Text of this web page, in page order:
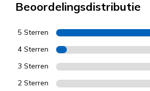
Beoordelingsdistributie
5 Sterren
4 Sterren
3 Sterren
2 Sterren